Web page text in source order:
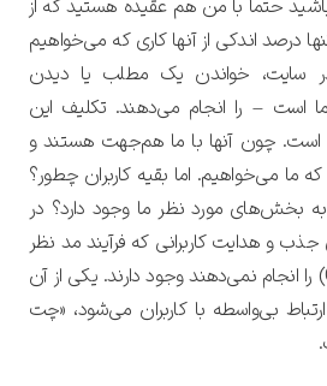
حتما با من هم عقیده هستید که از
تنها درصد اندکی از آنها کاری که می‌خواهیم
سایت، خواندن یک مطلب یا دیدن
است – را انجام می‌دهند. تکلیف این
چون آنها با ما هم‌جهت هستند و
ما می‌خواهیم. اما بقیه کاربران چطور؟
به بخش‌های مورد نظر ما وجود دارد؟ در
جذب و هدایت کاربرانی که فرآیند مد نظر
ما یا همان (Call to action) را انجام نمی‌دهند وجود دارند. یکی از آن
بی‌واسطه با کاربران می‌شود، «چت